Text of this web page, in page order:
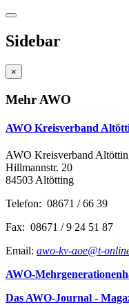
Sidebar
×
Mehr AWO
AWO Kreisverband
AWO Kreisverband
Hillmannstr. 20
84503 Altötting
Telefon: 08671 / 66 39
Fax: 08671 / 9 24 51 87
Email: awo-kv-aoe@t-
AWO-
Das AWO-Journal -